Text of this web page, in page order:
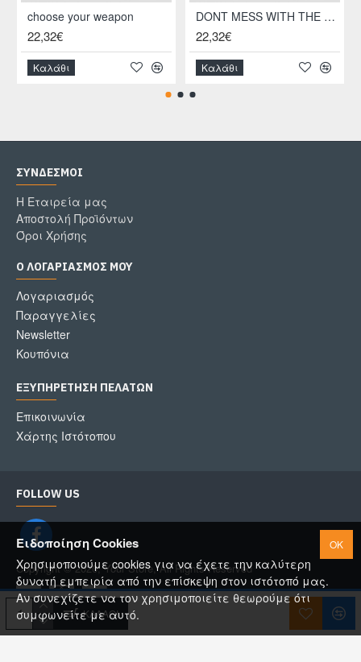
ΚΑΛΆΘΙ
choose your weapon
22,32€
Καλάθι
DONT MESS WITH THE CHEF
22,32€
Καλάθι
ΣΎΝΔΕΣΜΟΙ
Η Εταιρεία μας
Αποστολή Προϊόντων
Όροι Χρήσης
Ο ΛΟΓΑΡΙΑΣΜΌΣ ΜΟΥ
Λογαριασμός
Παραγγελίες
Newsletter
Κουπόνια
ΕΞΥΠΗΡΈΤΗΣΗ ΠΕΛΑΤΏΝ
Επικοινωνία
Χάρτης Ιστότοπου
FOLLOW US
Copyright © 2020, Your Store, All Rights Reserved
OK
Ειδοποίηση Cookies
Χρησιμοποιούμε cookies για να έχετε την καλύτερη
δυνατή εμπειρία από την επίσκεψη στον ιστότοπό μας.
Αν συνεχίζετε να τον χρησιμοποιείτε θεωρούμε ότι
συμφωνείτε με αυτό.